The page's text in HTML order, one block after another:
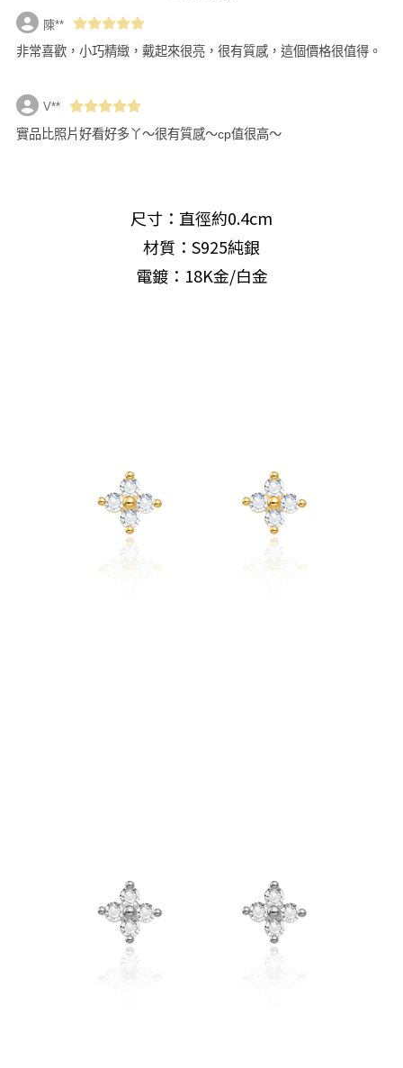
陳**
非常喜歡，小巧精緻，戴起來很亮，很有質感，這個價格很值得。
V**
實品比照片好看好多丫～很有質感～cp值很高～
尺寸：直徑約0.4cm
材質：S925純銀
電鍍：18K金/白金